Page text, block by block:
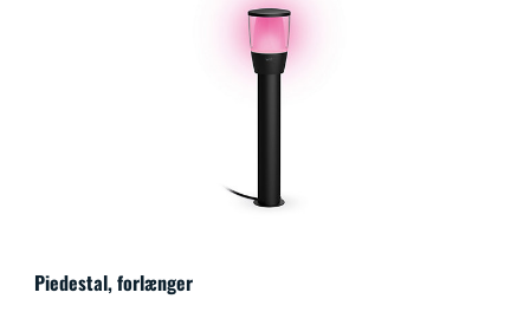
Piedestal, forlænger